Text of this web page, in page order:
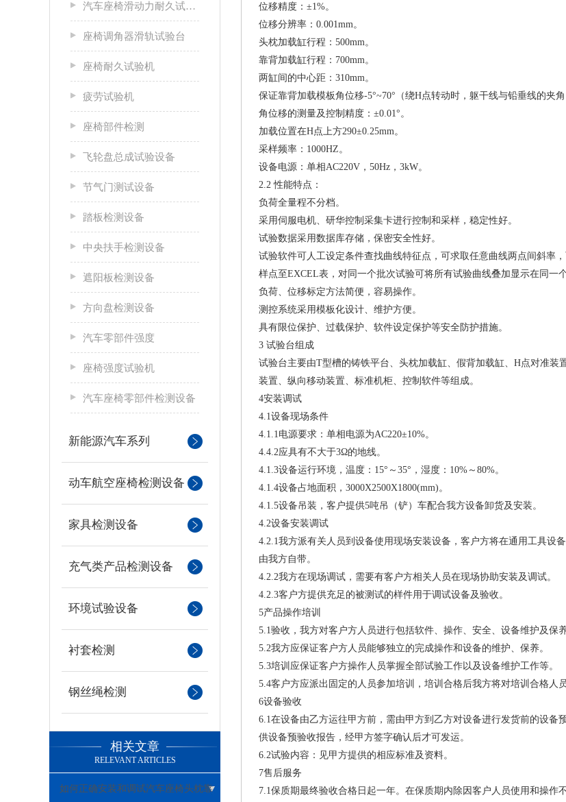
汽车座椅滑动力耐久试验台
座椅调角器滑轨试验台
座椅耐久试验机
疲劳试验机
座椅部件检测
飞轮盘总成试验设备
节气门测试设备
踏板检测设备
中央扶手检测设备
遮阳板检测设备
方向盘检测设备
汽车零部件强度
座椅强度试验机
汽车座椅零部件检测设备
新能源汽车系列
动车航空座椅检测设备
家具检测设备
充气类产品检测设备
环境试验设备
衬套检测
钢丝绳检测
相关文章
RELEVANT ARTICLES
如何正确安装和调试汽车座椅头枕靠
位移精度：±1%。
位移分辨率：0.001mm。
头枕加载缸行程：500mm。
靠背加载缸行程：700mm。
两缸间的中心距：310mm。
保证靠背加载模板角位移-5°~70°（绕H点转动时，躯干线与铅垂线的夹角
角位移的测量及控制精度：±0.01°。
加载位置在H点上方290±0.25mm。
采样频率：1000HZ。
设备电源：单相AC220V，50Hz，3kW。
2.2 性能特点：
负荷全量程不分档。
采用伺服电机、研华控制采集卡进行控制和采样，稳定性好。
试验数据采用数据库存储，保密安全性好。
试验软件可人工设定条件查找曲线特征点，可求取任意曲线两点间斜率
样点至EXCEL表，对同一个批次试验可将所有试验曲线叠加显示在同一
负荷、位移标定方法简便，容易操作。
测控系统采用模板化设计、维护方便。
具有限位保护、过载保护、软件设定保护等安全防护措施。
3 试验台组成
试验台主要由T型槽的铸铁平台、头枕加载缸、假背加载缸、H点对准装
装置、纵向移动装置、标准机柜、控制软件等组成。
4安装调试
4.1设备现场条件
4.1.1电源要求：单相电源为AC220±10%。
4.4.2应具有不大于3Ω的地线。
4.1.3设备运行环境，温度：15°～35°，湿度：10%～80%。
4.1.4设备占地面积，3000X2500X1800(mm)。
4.1.5设备吊装，客户提供5吨吊（铲）车配合我方设备卸货及安装。
4.2设备安装调试
4.2.1我方派有关人员到设备使用现场安装设备，客户方将在通用工具设
由我方自带。
4.2.2我方在现场调试，需要有客户方相关人员在现场协助安装及调试。
4.2.3客户方提供充足的被测试的样件用于调试设备及验收。
5产品操作培训
5.1验收，我方对客户方人员进行包括软件、操作、安全、设备维护及保
5.2我方应保证客户方人员能够独立的完成操作和设备的维护、保养。
5.3培训应保证客户方操作人员掌握全部试验工作以及设备维护工作等。
5.4客户方应派出固定的人员参加培训，培训合格后我方将对培训合格人
6设备验收
6.1在设备由乙方运往甲方前，需由甲方到乙方对设备进行发货前的设备
供设备预验收报告，经甲方签字确认后才可发运。
6.2试验内容：见甲方提供的相应标准及资料。
7售后服务
7.1保质期最终验收合格日起一年。在保质期内除因客户人员使用和操作